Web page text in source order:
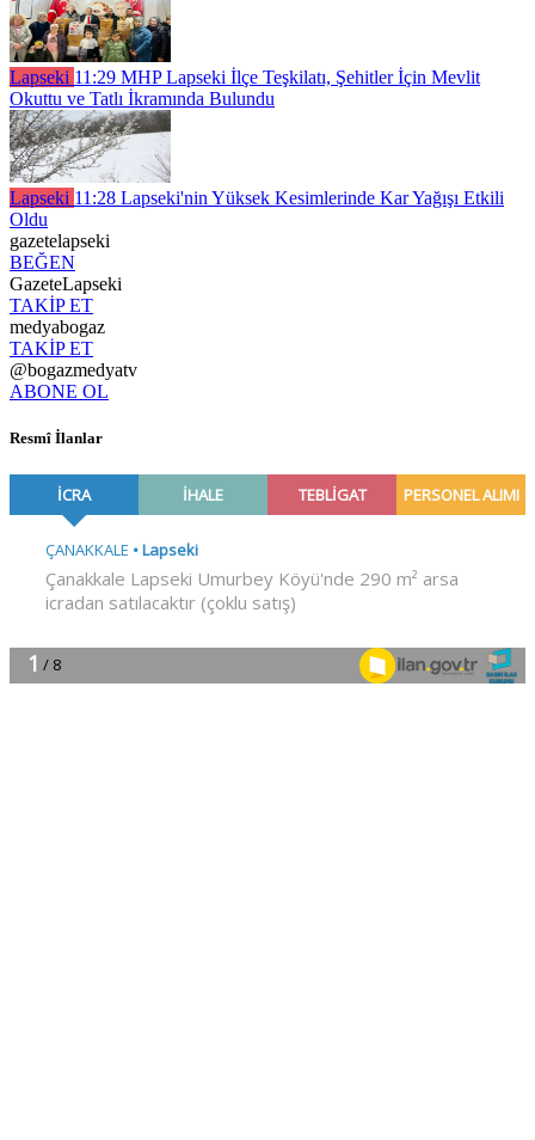
Lapseki 11:29 MHP Lapseki İlçe Teşkilatı, Şehitler İçin Mevlit
Okuttu ve Tatlı İkramında Bulundu
Lapseki 11:28 Lapseki'nin Yüksek Kesimlerinde Kar Yağışı Etkili
Oldu
gazetelapseki
BEĞEN
GazeteLapseki
TAKİP ET
medyabogaz
TAKİP ET
@bogazmedyatv
ABONE OL
Resmî İlanlar